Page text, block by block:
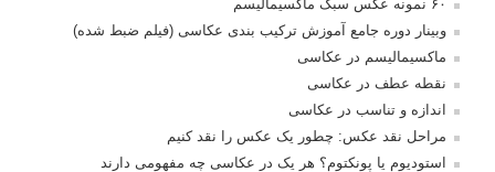
۶۰ نمونه عکس سبک ماکسیمالیسم
وبینار دوره جامع آموزش ترکیب بندی عکاسی (فیلم ضبط شده)
ماکسیمالیسم در عکاسی
نقطه عطف در عکاسی
اندازه و تناسب در عکاسی
مراحل نقد عکس: چطور یک عکس را نقد کنیم
استودیوم یا پونکتوم؟ هر یک در عکاسی چه مفهومی دارند